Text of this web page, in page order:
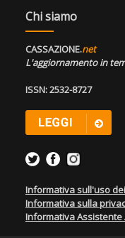
Chi siamo
CASSAZIONE.net
L'aggiornamento in
ISSN: 2532-8727
Informativa sull'uso
Informativa sulla
Informativa Assistente